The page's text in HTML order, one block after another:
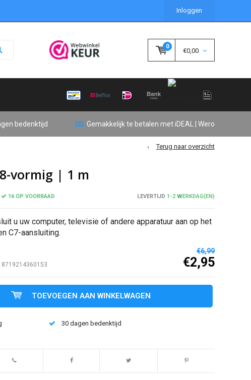
Inloggen
0
€0,00
bedenktijd Gemakkelijk te betalen met iDEAL | Wero
Terug naar overzicht
vormig | 1 m
16 OP VOORRAAD LEVERTIJD 1-2 WERKDAG(EN)
u uw computer, televisie of andere apparatuur aan op het
C7-aansluiting.
8719214360153
€6,99
€2,95
TOEVOEGEN AAN WINKELWAGEN
30 dagen bedenktijd